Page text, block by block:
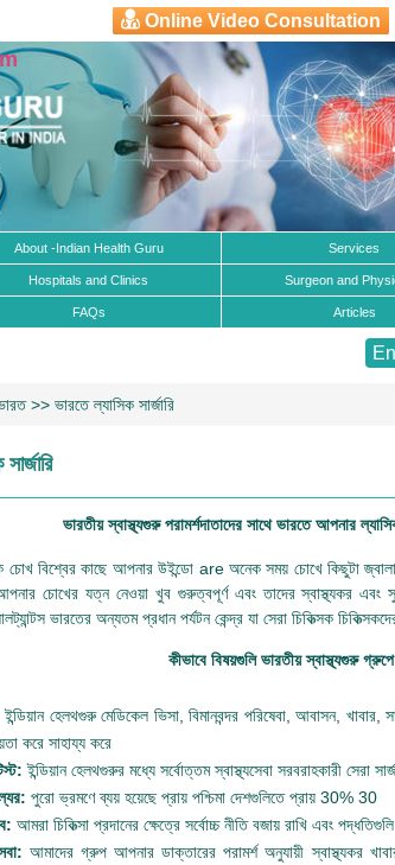
Online Video Consultation
About -Indian Health Guru Services
Hospitals and Clinics Surgeon and
FAQs Articles
>> ভারতে ল্যাসিক সার্জারি
ভারতীয় স্বাস্থ্যগুরু পরামর্শদাতাদের সাথে ভারতে আপনার
চোখ বিশ্বের কাছে আপনার উইন্ডো are অনেক সময় চোখে কিছুটা
চোখের যত্ন নেওয়া খুব গুরুত্বপূর্ণ এবং তাদের স্বাস্থ্যকর এবং
ভারতের অন্যতম প্রধান পর্যটন কেন্দ্র যা সেরা চিকিত্সক
কীভাবে বিষয়গুলি ভারতীয় স্বাস্থ্যগুরু
ইন্ডিয়ান হেলথগুরু মেডিকেল ভিসা, বিমানবন্দর পরিষেবা, আবাসন, খাবার,
করে সাহায্য করে
ইন্ডিয়ান হেলথগুরুর মধ্যে সর্বোত্তম স্বাস্থ্যসেবা সরবরাহকারী সেরা
পুরো ভ্রমণে ব্যয় হয়েছে প্রায় পশ্চিমা দেশগুলিতে প্রায় 30% 30
আমরা চিকিত্সা প্রদানের ক্ষেত্রে সর্বোচ্চ নীতি বজায় রাখি এবং
আমাদের গ্রুপ আপনার ডাক্তারের পরামর্শ অনুযায়ী স্বাস্থ্যকর